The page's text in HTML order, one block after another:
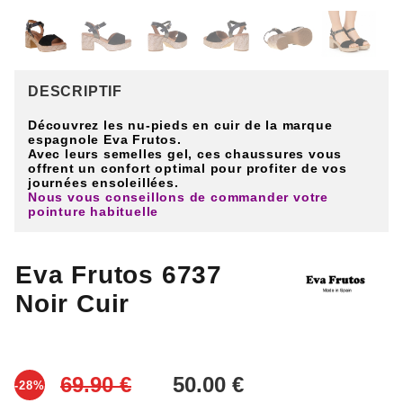
DESCRIPTIF
Découvrez les nu-pieds en cuir de la marque
espagnole Eva Frutos.
Avec leurs semelles gel, ces chaussures vous
offrent un confort optimal pour profiter de vos
journées ensoleillées.
Nous vous conseillons de commander votre
pointure habituelle
Eva Frutos 6737
Noir Cuir
-28%